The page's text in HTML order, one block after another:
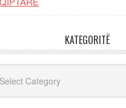
KATEGORITË